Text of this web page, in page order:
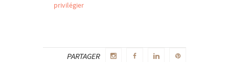
privilégier
PARTAGER